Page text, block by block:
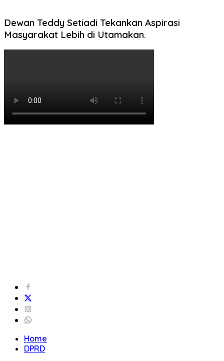
Dewan Teddy Setiadi Tekankan Aspirasi
Masyarakat Lebih di Utamakan.
Home
DPRD